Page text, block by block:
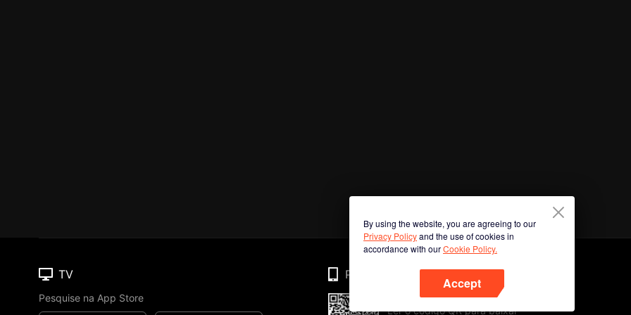
By using the website, you are agreeing to our
Privacy Policyand the use of cookies in
accordance with ourCookie Policy.
Accept
TV
Pesquise na App Store
Phone
Ler o código QR para baixar